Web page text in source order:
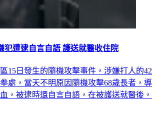
犯遭逮自言自語 護送就醫收住院
15日發生的隨機攻擊事件，涉嫌打人的42
處，當天不明原因隨機攻擊68歲長者，導
，被逮時還自言自語，在被護送就醫後，